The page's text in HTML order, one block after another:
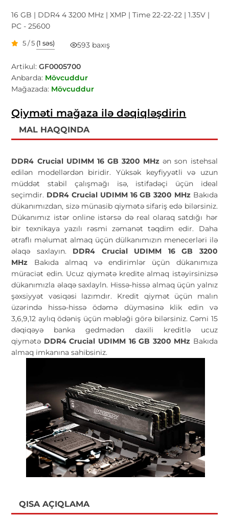
16 GB | DDR4 4 3200 MHz | XMP | Time 22-22-22 | 1.35V |
PC - 25600
5 / 5 (1 səs) 593 baxış
Artikul:GF0005700
Anbarda: Mövcuddur
Mağazada: Mövcuddur
Qiyməti mağaza ilə dəqiqləşdirin
MAL HAQQINDA
DDR4 Crucial UDIMM 16 GB 3200 MHzən son istehsal
edilən modellərdən biridir. Yüksək keyfiyyətli və uzun
müddət stabil çalışmağı isə, istifadəçi üçün ideal
seçimdir. DDR4 Crucial UDIMM 16 GB 3200 MHz Bakıda
dükanımızdan, sizə münasib qiymətə sifariş edə bilərsiniz.
Dükanımız istər online istərsə də real olaraq satdığı hər
bir texnikaya yazılı rəsmi zəmanət təqdim edir. Daha
ətraflı məlumat almaq üçün dülkanımızın menecerləri ilə
əlaqə saxlayın. DDR4 Crucial UDIMM 16 GB 3200
MHz Bakıda almaq və endirimlər üçün dükanımıza
müraciət edin. Ucuz qiymətə kredite almaq istəyirsinizsə
dükanımızla əlaqə saxlayln. Hissə-hissə almaq üçün yalnız
şəxsiyyət vəsiqəsi lazımdır. Kredit qiymət üçün malın
üzərində hissə-hissə ödəmə düyməsinə klik edin və
3,6,9,12 aylıq ödəniş üçün məbləği görə bilərsiniz. Cəmi 15
dəqiqəyə banka gedmədən daxili kreditlə ucuz
qiymətə DDR4 Crucial UDIMM 16 GB 3200 MHz Bakıda
almaq imkanına sahibsiniz.
QISA AÇIQLAMA